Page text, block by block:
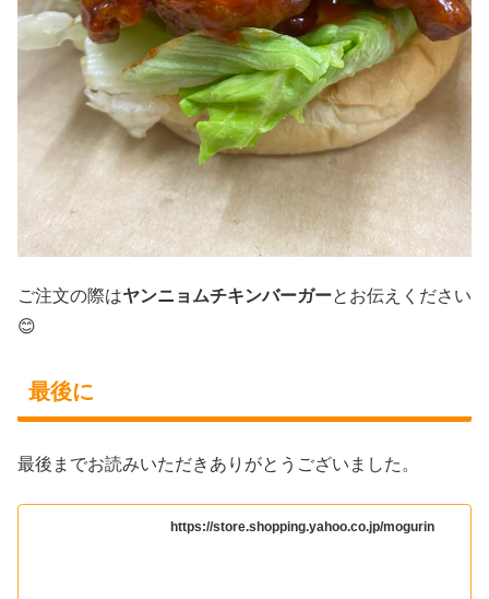
ご注文の際はヤンニョムチキンバーガーとお伝えください
😊
最後に
最後までお読みいただきありがとうございました。
https://store.shopping.yahoo.co.jp/mogurin